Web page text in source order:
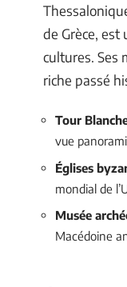
de Grèce,
cultures. Ses
riche passé
Tour
vue
Églises
mondial de
Musée
Macédoine